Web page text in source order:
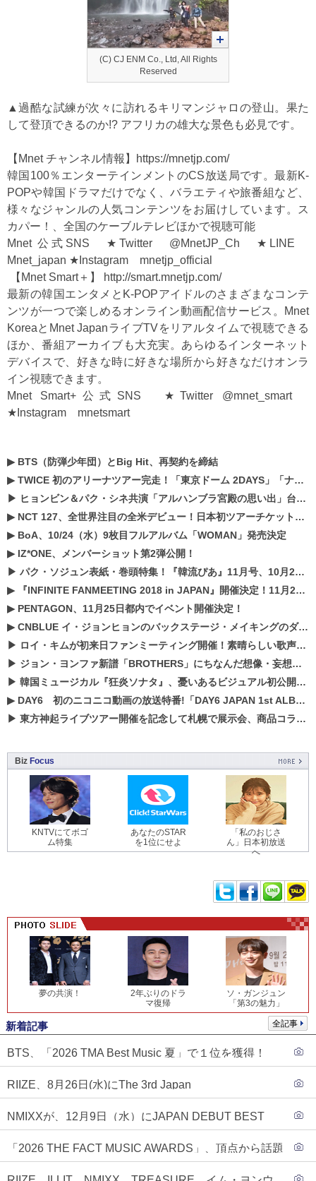
(C) CJ ENM Co., Ltd, All Rights
Reserved
▲過酷な試練が次々に訪れるキリマンジャロの登山。果た
して登頂できるのか!? アフリカの雄大な景色も必見です。
【Mnet チャンネル情報】
https://mnetjp.com/
韓国100％エンターテインメントのCS放送局です。最新K-
POPや韓国ドラマだけでなく、バラエティや旅番組など、
様々なジャンルの人気コンテンツをお届けしています。ス
カパー！、全国のケーブルテレビほかで視聴可能
Mnet 公式SNS ★Twitter @MnetJP_Ch ★LINE
Mnet_japan ★Instagram mnetjp_official
【Mnet Smart＋】
http://smart.mnetjp.com/
最新の韓国エンタメとK-POPアイドルのさまざまなコンテ
ンツが一つで楽しめるオンライン動画配信サービス。Mnet
KoreaとMnet JapanライブTVをリアルタイムで視聴できる
ほか、番組アーカイブも大充実。あらゆるインターネット
デバイスで、好きな時に好きな場所から好きなだけオンラ
イン視聴できます。
Mnet Smart+公式SNS ★Twitter @mnet_smart
★Instagram mnetsmart
▶ BTS（防弾少年団）とBig Hit、再契約を締結
▶TWICE 初のアリーナツアー完走！「東京ドーム 2DAYS」「ナゴヤドーム1DAY」「京セラドーム1DAY」2019年ドームツアー開催決定！！
▶ ヒョンビン＆パク・シネ共演「アルハンブラ宮殿の思い出」台本読み現場を公開
▶ NCT 127、全世界注目の全米デビュー！日本初ツアーチケットが早くもプレミア化！？
▶ BoA、10/24（水）9枚目フルアルバム「WOMAN」発売決定
▶ IZ*ONE、メンバーショット第2弾公開！
▶ パク・ソジュン表紙・巻頭特集！『韓流ぴあ』11月号、10月22日（月）発売！
▶
『INFINITE FANMEETING 2018 in JAPAN』開催決定！11月21、22日にパシフィコ横浜にて実施
▶ PENTAGON、11月25日都内でイベント開催決定！
▶CNBLUE イ・ジョンヒョンのバックステージ・メイキングのダイジェスト映像が公開！
▶ ロイ・キムが初来日ファンミーティング開催！素晴らしい歌声に癒される贅沢な時間
▶ ジョン・ヨンファ新譜「BROTHERS」にちなんだ想像・妄想企画がスタート！
▶ 韓国ミュージカル『狂炎ソナタ』、憂いある​ビジュアル初公開!! 主役リョウク、SHIN、KENらのコメントが到着！
▶ DAY6 初のニコニコ動画の放送特番!「DAY6 JAPAN 1st ALBUM「UNLOCK」発売記念 ライブ@ニコ生」を配信決定!
▶ 東方神起ライブツアー開催を記念して札幌で展示会、商品コラボが実現！！
Biz Focus
KNTVにてボゴ
ム特集
あなたのSTAR
を1位にせよ
「私のおじさ
ん」日本初放送
へ
夢の共演！
2年ぶりのドラ
マ復帰
ソ・ガンジュン
「第3の魅力」
全記事
新着記事
BTS、「2026 TMA Best Music 夏」で１位を獲得！
RIIZE、8月26日(水)にThe 3rd Japan
NMIXXが、12月9日（水）にJAPAN DEBUT BEST
もスタート！！
「2026 THE FACT MUSIC AWARDS」、頂点から話題